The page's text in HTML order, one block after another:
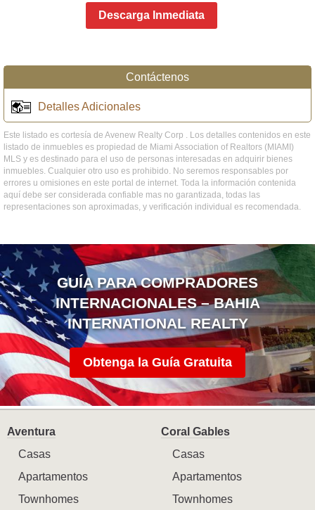
Descarga Inmediata
Contáctenos
Detalles Adicionales
Este listado es cortesía de Avenew Realty Corp . Los detalles contenidos en este
listado de inmuebles es propiedad de Miami Association of Realtors (MIAMI)
MLS y es destinado para el uso de personas interesadas en adquirir bienes
inmuebles. Cualquier otro uso es prohibido. No seremos responsables por
errores u omisiones en este portal de internet. Toda la información contenida
aquí debe ser considerada confiable mas no garantizada, todas las
representaciones son aproximadas, y verificación individual es recomendada.
GUÍA PARA COMPRADORES
INTERNACIONALES – BAHIA
INTERNATIONAL REALTY
Obtenga la Guía Gratuita
Aventura
Casas
Apartamentos
Townhomes
Coral Gables
Casas
Apartamentos
Townhomes